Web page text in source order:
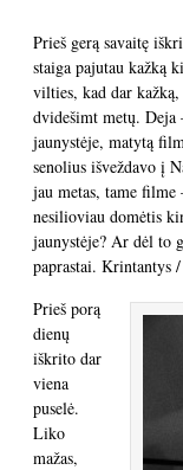
Prieš gerą savaitę
staiga pajutau kažką
vilties, kad dar
dvidešimt metų. Deja
jaunystėje, matytą
senolius išveždavo į
jau metas, tame
nesilioviau domėtis
jaunystėje? Ar dėl to
paprastai. Krintantys
Prieš porą
dienų
iškrito dar
viena
puselė.
Liko
mažas,